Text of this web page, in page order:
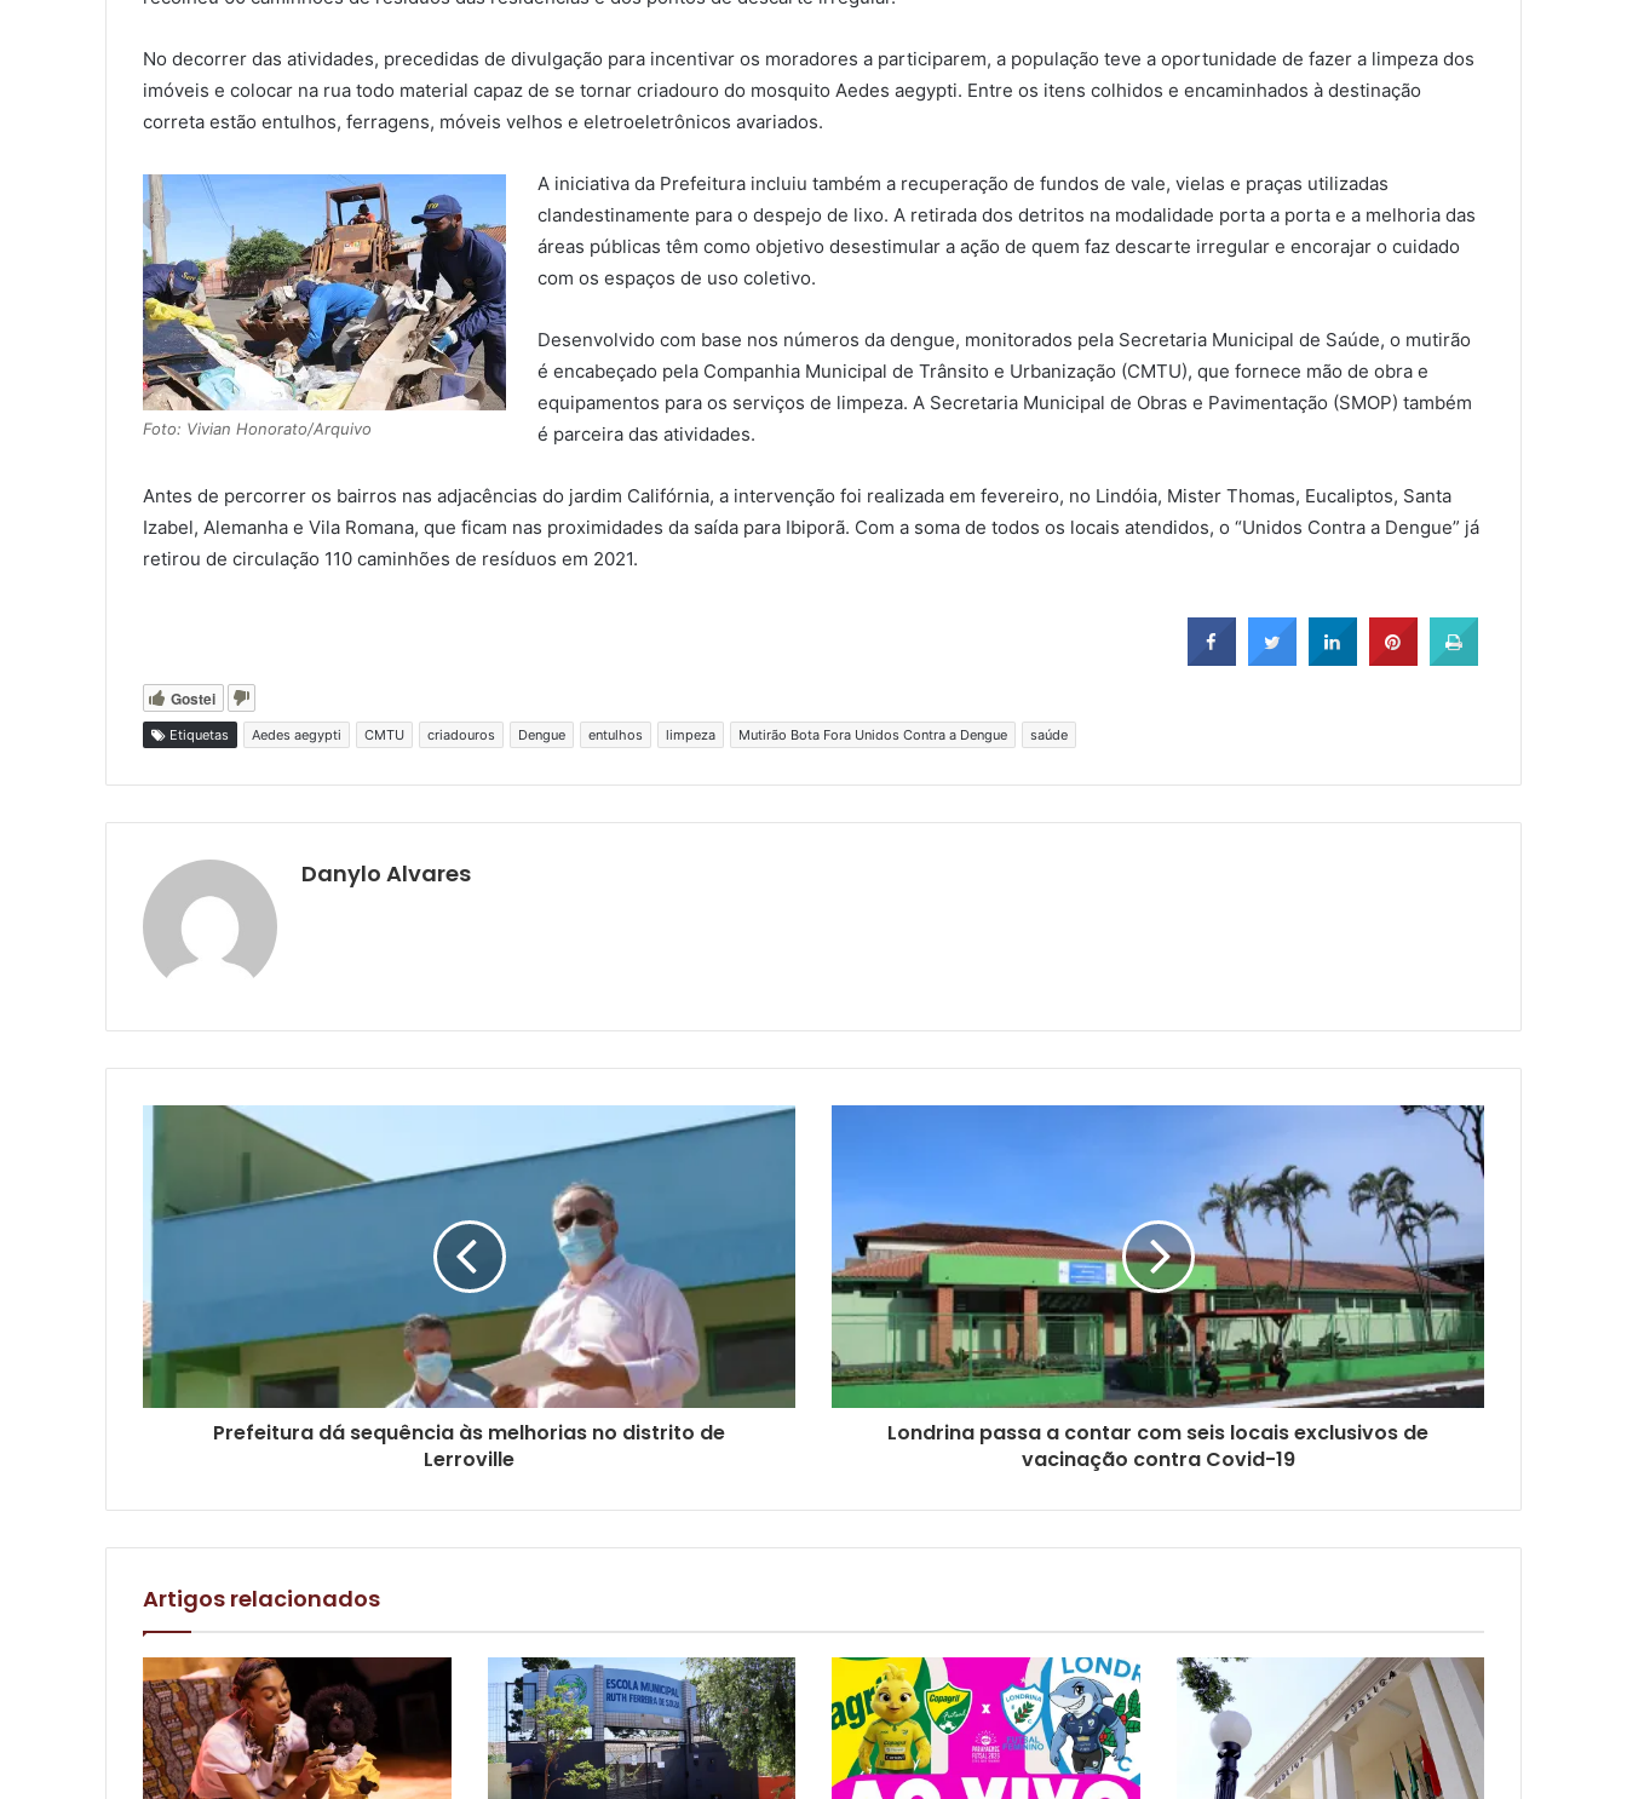
No decorrer das atividades, precedidas de divulgação para incentivar os moradores a participarem, a população teve a oportunidade de fazer a limpeza dos
imóveis e colocar na rua todo material capaz de se tornar criadouro do mosquito Aedes aegypti. Entre os itens colhidos e encaminhados à destinação
correta estão entulhos, ferragens, móveis velhos e eletroeletrônicos avariados.
Foto: Vivian Honorato/Arquivo
A iniciativa da Prefeitura incluiu também a recuperação de fundos de vale, vielas e praças utilizadas
clandestinamente para o despejo de lixo. A retirada dos detritos na modalidade porta a porta e a melhoria das
áreas públicas têm como objetivo desestimular a ação de quem faz descarte irregular e encorajar o cuidado
com os espaços de uso coletivo.
Desenvolvido com base nos números da dengue, monitorados pela Secretaria Municipal de Saúde, o mutirão
é encabeçado pela Companhia Municipal de Trânsito e Urbanização (CMTU), que fornece mão de obra e
equipamentos para os serviços de limpeza. A Secretaria Municipal de Obras e Pavimentação (SMOP) também
é parceira das atividades.
Antes de percorrer os bairros nas adjacências do jardim Califórnia, a intervenção foi realizada em fevereiro, no Lindóia, Mister Thomas, Eucaliptos, Santa
Izabel, Alemanha e Vila Romana, que ficam nas proximidades da saída para Ibiporã. Com a soma de todos os locais atendidos, o “Unidos Contra a Dengue” já
retirou de circulação 110 caminhões de resíduos em 2021.
Gostei
Etiquetas Aedes aegypti CMTU criadouros Dengue entulhos limpeza Mutirão Bota Fora Unidos Contra a Dengue saúde
Danylo Alvares
Prefeitura dá sequência às melhorias no distrito de
Lerroville
Londrina passa a contar com seis locais exclusivos de
vacinação contra Covid-19
Artigos relacionados